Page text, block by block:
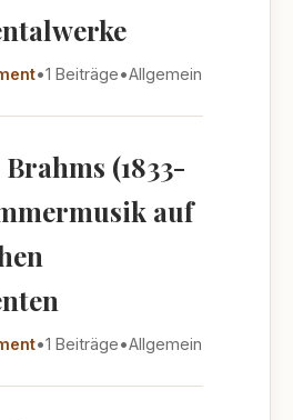
•1 Beiträge•Allgemein
(1833-
auf
•1 Beiträge•Allgemein